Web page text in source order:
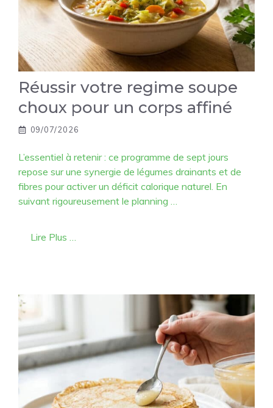
Réussir votre regime soupe
choux pour un corps affiné
09/07/2026
L’essentiel à retenir : ce programme de sept jours
repose sur une synergie de légumes drainants et de
fibres pour activer un déficit calorique naturel. En
suivant rigoureusement le planning …
Lire Plus …